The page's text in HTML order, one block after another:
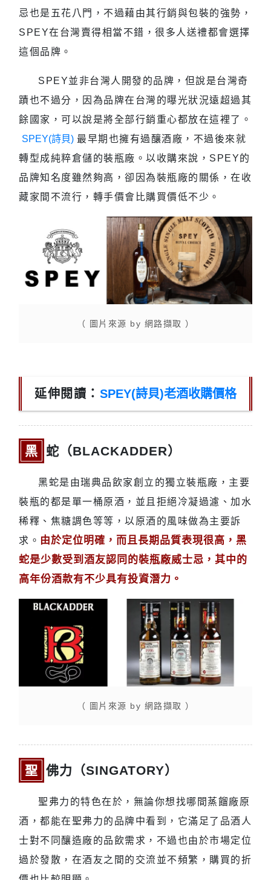
忌也是五花八門，不過藉由其行銷與包裝的強勢，
SPEY在台灣賣得相當不錯，很多人送禮都會選擇
這個品牌。
SPEY並非台灣人開發的品牌，但說是台灣奇
蹟也不過分，因為品牌在台灣的曝光狀況遠超過其
餘國家，可以說是將全部行銷重心都放在這裡了。
SPEY(詩貝) 最早期也擁有過釀酒廠，不過後來就
轉型成純粹倉儲的裝瓶廠。以收購來說，SPEY的
品牌知名度雖然夠高，卻因為裝瓶廠的關係，在收
藏家間不流行，轉手價會比購買價低不少。
（ 圖片來源 by 網路擷取 ）
延伸閱讀： SPEY(詩貝)老酒收購價格
黑蛇（BLACKADDER）
黑蛇是由瑞典品飲家創立的獨立裝瓶廠，主要
裝瓶的都是單一桶原酒，並且拒絕冷凝過濾、加水
稀釋、焦糖調色等等，以原酒的風味做為主要訴
求。 由於定位明確，而且長期品質表現很高，黑
蛇是少數受到酒友認同的裝瓶廠威士忌，其中的
高年份酒款有不少具有投資潛力。
（ 圖片來源 by 網路擷取 ）
聖佛力（SINGATORY）
聖弗力的特色在於，無論你想找哪間蒸餾廠原
酒，都能在聖弗力的品牌中看到，它滿足了品酒人
士對不同釀造廠的品飲需求，不過也由於市場定位
過於發散，在酒友之間的交流並不頻繁，購買的折